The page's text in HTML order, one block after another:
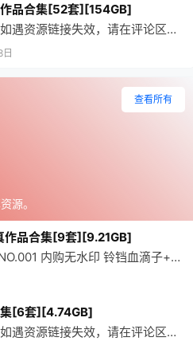
品合集[52套][154GB]
所有资源请勿在网盘中解压！如遇资源链接失效，请在评论区留言，会尽快修复！ 合集资源使用的是分卷压缩，请确保文件下载完整再解压。不会解压请前往帮助中心，查看解压教程。Limerence，学生 ol 死库…
源。
查看所有
作品合集[9套][9.21GB]
预览图 目录 【周于希Sally】NO.001 内购无水印 铃铛血滴子+花絮+剧情
集[6套][4.74GB]
所有资源请勿在网盘中解压！如遇资源链接失效，请在评论区留言，会尽快修复！ 合集资源使用的是分卷压缩，请确保文件下载完整再解压。不会解压请前往帮助中心，查看解压教程。预览图 目录 【汁汁】NO.001 …